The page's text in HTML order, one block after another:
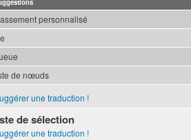
personnalisé
de nœuds
une traduction !
de sélection
une traduction !